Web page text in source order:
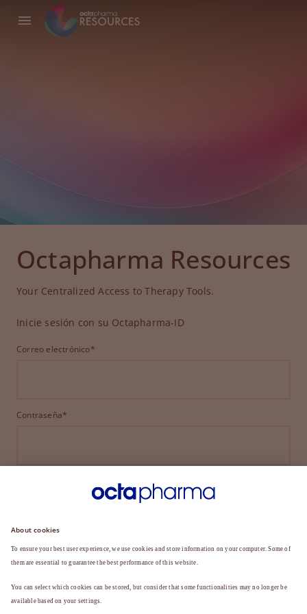
Octapharma Resources
Your Centralized Access to Therapy Tools.
Inicie sesión con su Octapharma-ID
Correo electrónico*
Contraseña*
INICIAR SESIÓN
¿HA OLVIDADO SU CONTRASEÑA?
¿Aún no es miembro?